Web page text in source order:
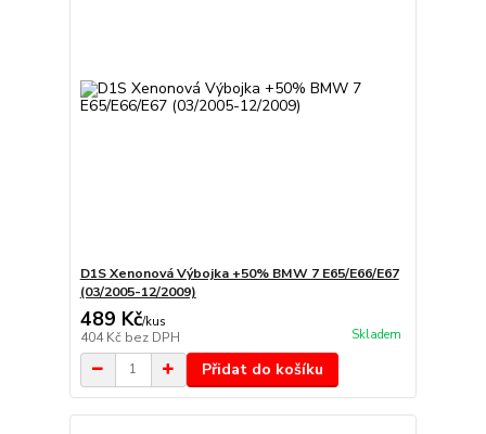
D1S Xenonová Výbojka +50% BMW 7 E65/E66/E67
(03/2005-12/2009)
489 Kč/kus
404 Kč bez DPH Skladem
Přidat do košíku